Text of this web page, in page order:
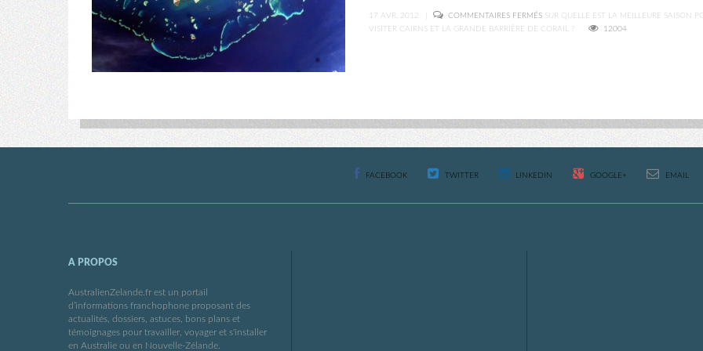
17 AVR, 2012 COMMENTAIRES FERMÉS SUR QUELLE EST LA MEILLEURE SAISON
VISITER CAIRNS ET LA GRANDE BARRIÈRE DE CORAIL ?
12004
FACEBOOK TWITTER LINKEDIN GOOGLE+ EMAIL
A PROPOS
AustralienZelande.fr est un portail
d’informations franchophone proposant des
actualités, dossiers, astuces, bons plans et
témoignages pour travailler, voyager et s'installer
en Australie ou en Nouvelle-Zélande.